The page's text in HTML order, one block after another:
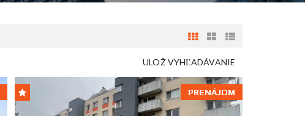
ULOŽ VYHĽADÁVANIE
PRENÁJOM